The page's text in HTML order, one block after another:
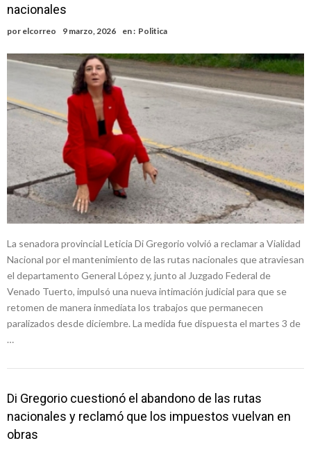
nacionales
por elcorreo 9 marzo, 2026 en : Politica
La senadora provincial Leticia Di Gregorio volvió a reclamar a Vialidad
Nacional por el mantenimiento de las rutas nacionales que atraviesan
el departamento General López y, junto al Juzgado Federal de
Venado Tuerto, impulsó una nueva intimación judicial para que se
retomen de manera inmediata los trabajos que permanecen
paralizados desde diciembre. La medida fue dispuesta el martes 3 de
…
Di Gregorio cuestionó el abandono de las rutas
nacionales y reclamó que los impuestos vuelvan en
obras